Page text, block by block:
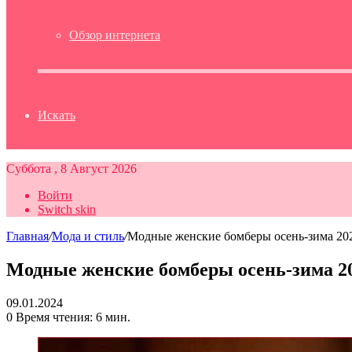
Обзор интернета
Искать
Суббота , 8 Август 2026
Войти
Switch skin
Главная/Мода и стиль/Модные женские бомберы осень-зима
Модные женские бомберы осень-зима
09.01.2024
0 Время чтения: 6 мин.